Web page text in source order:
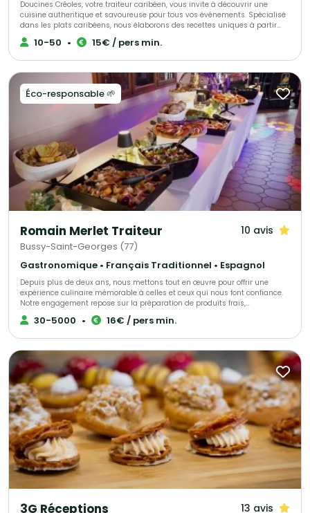
Doucines Créoles, votre traiteur caribéen, vous invite à découvrir une
cuisine authentique et savoureuse pour tous vos événements. Spécialisé
dans les plats caribéens, nous élaborons des recettes uniques à partir
d’ingrédients de qualité, alliant savoir-faire et tradition. Offrez à vos
convives une expérience culinaire inoubliable avec nos mets
10-50 • 15€ / pers min.
Éco-responsable 🌱
Romain Merlet Traiteur 10 avis
Bussy-Saint-Georges (77)
Gastronomique • Français Traditionnel • Espagnol
Depuis plus de deux ans, nous mettons tout en œuvre pour offrir une
expérience culinaire mémorable à celles et ceux qui nous font confiance.
Notre engagement repose sur la préparation de produits frais,
majoritairement sélectionnés auprès de producteurs locaux, afin de
garantir une qualité irréprochable. En tant que traiteur pour particuliers et
30-5000 • 16€ / pers min.
3G Réceptions 13 avis